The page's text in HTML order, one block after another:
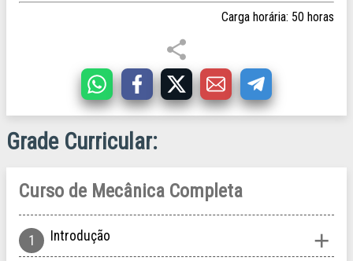
Carga horária: 50 horas
Grade Curricular
Curso de Mecânica Completa
Introdução